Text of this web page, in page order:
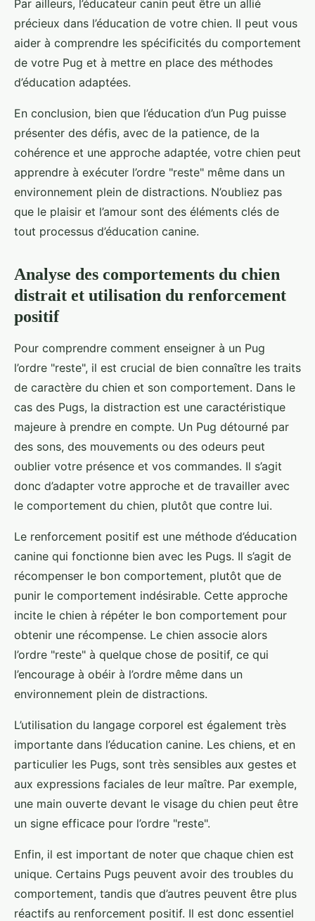
Par ailleurs, l’éducateur canin peut être un allié
précieux dans l’éducation de votre chien. Il peut vous
aider à comprendre les spécificités du comportement
de votre Pug et à mettre en place des méthodes
d’éducation adaptées.
En conclusion, bien que l’éducation d’un Pug puisse
présenter des défis, avec de la patience, de la
cohérence et une approche adaptée, votre chien peut
apprendre à exécuter l’ordre "reste" même dans un
environnement plein de distractions. N’oubliez pas
que le plaisir et l’amour sont des éléments clés de
tout processus d’éducation canine.
Analyse des comportements du chien
distrait et utilisation du renforcement
positif
Pour comprendre comment enseigner à un Pug
l’ordre "reste", il est crucial de bien connaître les traits
de caractère du chien et son comportement. Dans le
cas des Pugs, la distraction est une caractéristique
majeure à prendre en compte. Un Pug détourné par
des sons, des mouvements ou des odeurs peut
oublier votre présence et vos commandes. Il s’agit
donc d’adapter votre approche et de travailler avec
le comportement du chien, plutôt que contre lui.
Le renforcement positif est une méthode d’éducation
canine qui fonctionne bien avec les Pugs. Il s’agit de
récompenser le bon comportement, plutôt que de
punir le comportement indésirable. Cette approche
incite le chien à répéter le bon comportement pour
obtenir une récompense. Le chien associe alors
l’ordre "reste" à quelque chose de positif, ce qui
l’encourage à obéir à l’ordre même dans un
environnement plein de distractions.
L’utilisation du langage corporel est également très
importante dans l’éducation canine. Les chiens, et en
particulier les Pugs, sont très sensibles aux gestes et
aux expressions faciales de leur maître. Par exemple,
une main ouverte devant le visage du chien peut être
un signe efficace pour l’ordre "reste".
Enfin, il est important de noter que chaque chien est
unique. Certains Pugs peuvent avoir des troubles du
comportement, tandis que d’autres peuvent être plus
réactifs au renforcement positif. Il est donc essentiel